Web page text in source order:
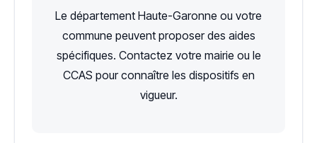
Le département Haute-Garonne ou votre
commune peuvent proposer des aides
spécifiques. Contactez votre mairie ou le
CCAS pour connaître les dispositifs en
vigueur.